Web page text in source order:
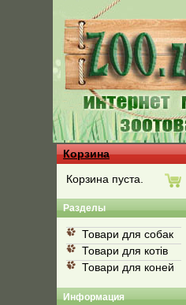
Корзина
Корзина пуста.
Разделы
Товари для собак
Товари для котів
Товари для коней
Информация